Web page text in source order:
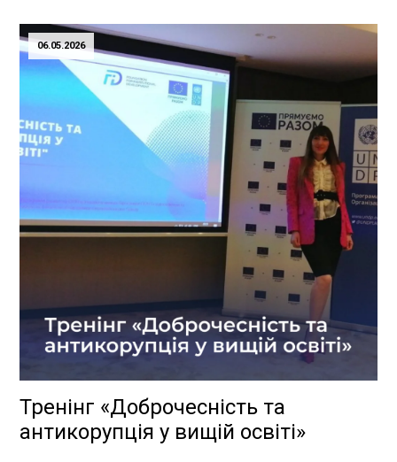
правил, якими мають керуватися учасники освітнього
процесу під час навчання, викладання та провадження
наукової (творчої) діяльності […]
06.05.2026
Тренінг «Доброчесність та
антикорупція у вищій освіті»